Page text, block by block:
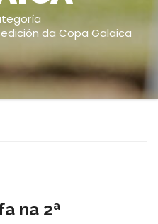
edición da Copa Galaica
na 2ª